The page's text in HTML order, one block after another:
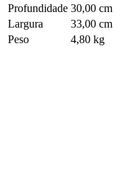
Profundidade 30,00 cm
Largura
33,00 cm
Peso
4,80 kg